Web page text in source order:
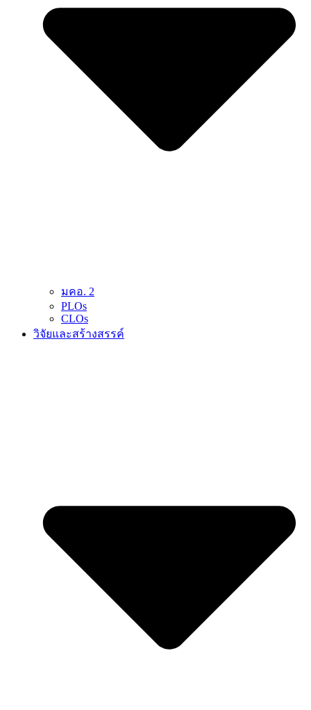
มคอ. 2
PLOs
CLOs
วิจัยและสร้างสรรค์